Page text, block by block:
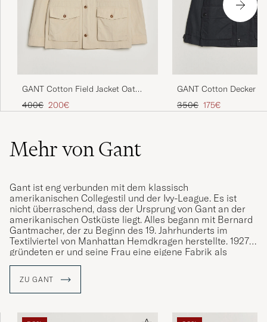
GANT Cotton Field Jacket Oat
Beige
Regulärer Preis
400€ Reduzierter Preis
200€
GANT Cotton Decker
Regulärer Preis
350€ Reduzierter Preis
175€
Mehr von Gant
Gant ist eng verbunden mit dem klassisch
amerikanischen Collegestil und der Ivy-League. Es ist
nicht überraschend, dass der Ursprung von Gant an der
amerikanischen Ostküste liegt. Alles begann mit Bernard
Gantmacher, der zu Beginn des 19. Jahrhunderts im
Textilviertel von Manhattan Hemdkragen herstellte. 1927
gründeten er und seine Frau eine eigene Fabrik als
Subunternehmer für andere Marken. Die Hemden, die für
mehr an Popularität. Im Jahr 1949 gründete die Familie
Gantmacher zusammen mit ihren Söhne die Marke Gant.
Gant wurde vom Preppy-Stil geprägt wie der Style von der
ZU GANT